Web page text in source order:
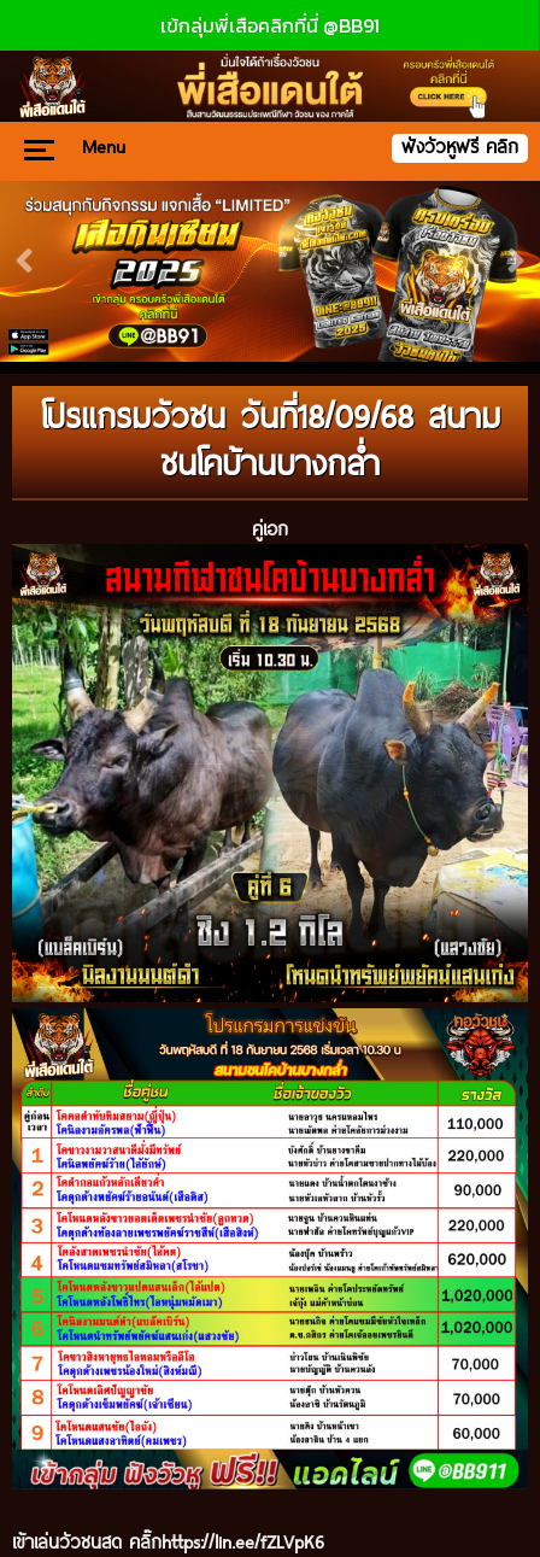
เข้กลุ่มพี่เสือคลิกที่นี่ @BB91
Menu ฟังวัวหูฟรี คลิก
โปรแกรมวัวชน วันที่18/09/68 สนาม
ชนโคบ้านบางกล่ำ
คู่เอก
เข้าเล่นวัวชนสด คลิ๊กhttps://lin.ee/fZLVpK6